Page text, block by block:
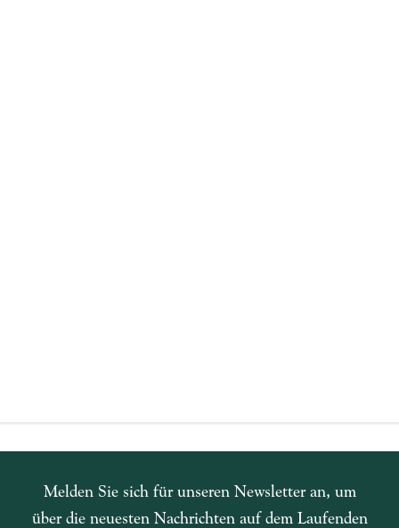
Melden Sie sich für unseren Newsletter an, um
über die neuesten Nachrichten auf dem Laufenden